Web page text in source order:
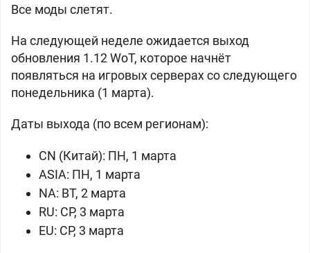
Все моды слетят.
На следующей неделе ожидается выход
обновления 1.12 WoT, которое начнёт
появляться на игровых серверах со следующего
понедельника (1 марта).
Даты выхода (по всем регионам):
CN (Китай): ПН, 1 марта
ASIA: ПН, 1 марта
NA: ВТ, 2 марта
RU: СР, 3 марта
EU: СР, 3 марта